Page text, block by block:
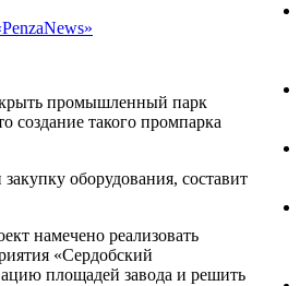
промышленный парк
создание такого промпарка
оборудования, составит
намечено реализовать
«Сердобский
площадей завода и решить